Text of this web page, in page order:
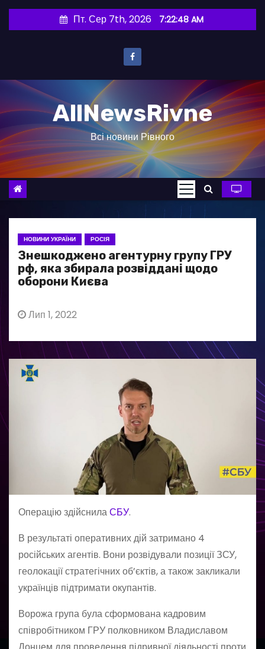
и
о
в
Пт. Сер 7th, 2026 7:22:49 AM
AllNewsRivne
Всі новини Рівного
НОВИНИ УКРАЇНИ РОСІЯ
Знешкоджено агентурну групу ГРУ
рф, яка збирала розвіддані щодо
оборони Києва
Лип 1, 2022
Операцію здійснилаСБУ.
В результаті оперативних дій затримано 4
російських агентів. Вони розвідували позиції ЗСУ,
геолокації стратегічних об’єктів, а також закликали
українців підтримати окупантів.
Ворожа група була сформована кадровим
співробітником ГРУ полковником Владиславом